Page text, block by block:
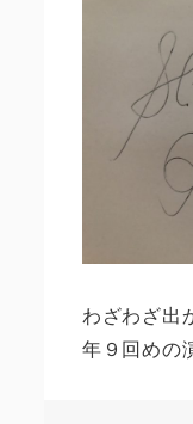
わざわざ出
年９回めの